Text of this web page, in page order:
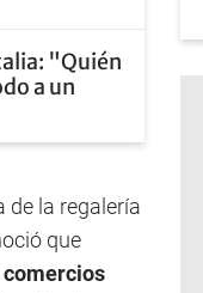
"Quién
a un
de la regalería
que
comercios